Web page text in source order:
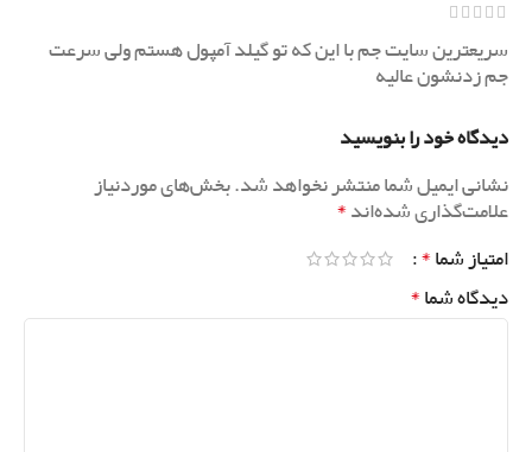
سریعترین سایت جم با این که تو گیلد آمپول هستم ولی سرعت
جم زدنشون عالیه
دیدگاه خود را بنویسید
نشانی ایمیل شما منتشر نخواهد شد.بخش‌های موردنیاز
علامت‌گذاری شده‌اند*
امتیاز شما*
دیدگاه شما*